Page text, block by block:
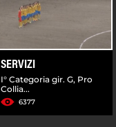
SERVIZI
I° Categoria gir. G, Pro
Collia...
6377